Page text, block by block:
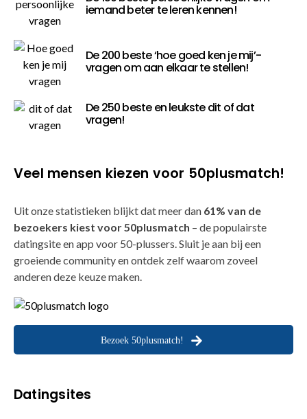
iemand beter te leren kennen!
De 200 beste ‘hoe goed ken je mij’-
vragen om aan elkaar te stellen!
De 250 beste en leukste dit of dat
vragen!
Veel mensen kiezen voor 50plusmatch!
Uit onze statistieken blijkt dat meer dan 61% van de
bezoekers kiest voor 50plusmatch – de populairste
datingsite en app voor 50-plussers. Sluit je aan bij een
groeiende community en ontdek zelf waarom zoveel
anderen deze keuze maken.
Bezoek 50plusmatch!
Datingsites